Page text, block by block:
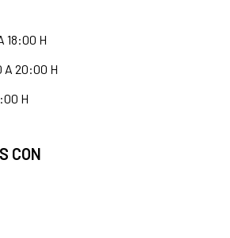
18:00 H
A 20:00 H
H
CON